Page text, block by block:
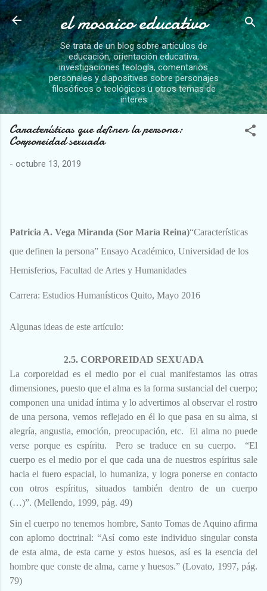
Ir al contenido principal
el mosaico educativo
Se trata de un blog sobre artículos de
educación, orientación educativa,
investigaciones teología, comentarios
personales y diapositivas sobre personajes
filosóficos o teológicos u otros temas de
interes
Características que definen la persona:
Corporeidad sexuada
- octubre 13, 2019
Patricia A. Vega Miranda (Sor María Reina)“Características
que definen la persona” Ensayo Académico, Universidad de los
Hemisferios, Facultad de Artes y Humanidades
Carrera: Estudios Humanísticos Quito, Mayo 2016
Algunas ideas de este artículo:
2.5. CORPOREIDAD SEXUADA
La corporeidad es el medio por el cual manifestamos las otras
dimensiones, puesto que el alma es la forma sustancial del cuerpo;
componen una unidad íntima y lo advertimos al observar el rostro
de una persona, vemos reflejado en él lo que pasa en su alma, si
alegría, angustia, emoción, preocupación, etc. El alma no puede
verse porque es espíritu. Pero se traduce en su cuerpo. “El
cuerpo es el medio por el que cada una de nuestros espíritus sale
hacia el fuero espacial, lo humaniza, y logra ponerse en contacto
con otros espíritus, situados también dentro de un cuerpo
(…)”. (Mellendo, 1999, pág. 49)
Sin el cuerpo no tenemos hombre, Santo Tomas de Aquino afirma
con aplomo doctrinal: “Así como este individuo singular consta
de esta alma, de esta carne y estos huesos, así es la esencia del
hombre que conste de alma, carne y huesos.”(Lovato, 1997, pág.
79)